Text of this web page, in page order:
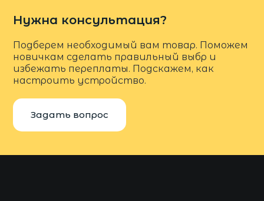
Нужна консультация?
Подберем необходимый вам товар. Поможем
новичкам сделать правильный выбр и
избежать переплаты. Подскажем, как
настроить устройство.
Задать вопрос